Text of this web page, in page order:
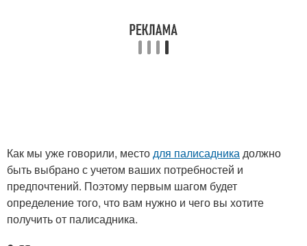
Как мы уже говорили, местодля палисадникадолжно
быть выбрано с учетом ваших потребностей и
предпочтений. Поэтому первым шагом будет
определение того, что вам нужно и чего вы хотите
получить от палисадника.